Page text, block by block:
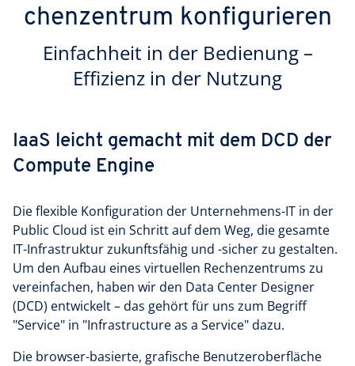
chen­­zen­trum kon­fi­gu­rieren
Einfachheit in der Bedienung –
Effizienz in der Nutzung
IaaS leicht gemacht mit dem DCD der
Compute Engine
Die flexible Konfiguration der Unternehmens-IT in der
Public Cloud ist ein Schritt auf dem Weg, die gesamte
IT-Infrastruktur zukunftsfähig und -sicher zu gestalten.
Um den Aufbau eines virtuellen Rechenzentrums zu
vereinfachen, haben wir den Data Center Designer
(DCD) entwickelt – das gehört für uns zum Begriff
"Service" in "Infrastructure as a Service" dazu.
Die browser-basierte, grafische Benutzeroberfläche